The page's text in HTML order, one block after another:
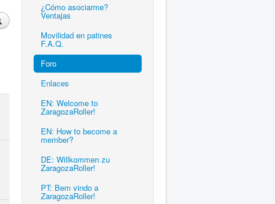
¿Cómo asociarme?
Ventajas
Movilidad en patines
F.A.Q.
Foro
Enlaces
EN: Welcome to
ZaragozaRoller!
EN: How to become a
member?
DE: Willkommen zu
ZaragozaRoller!
PT: Bem vindo a
ZaragozaRoller!